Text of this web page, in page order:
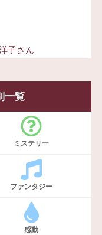
子さん
一覧
ミステリー
ファンタジー
感動